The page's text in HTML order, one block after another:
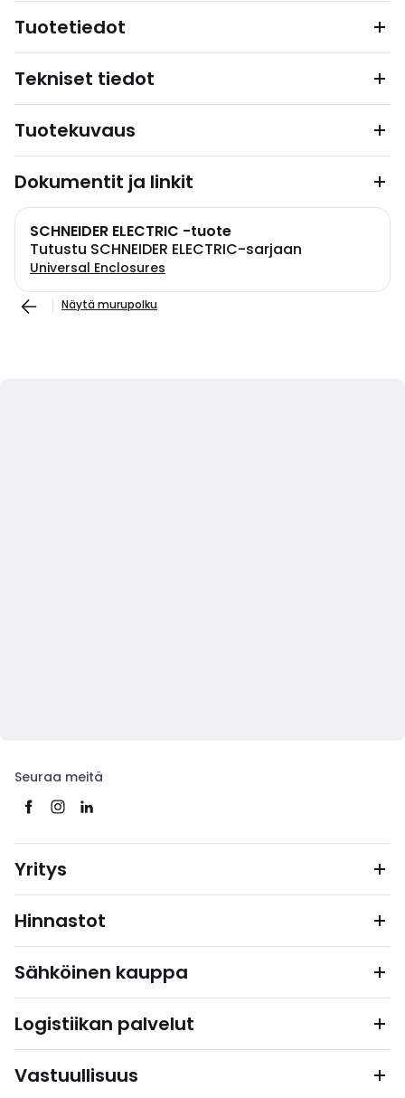
Tuotetiedot
Tekniset tiedot
Tuotekuvaus
Dokumentit ja linkit
SCHNEIDER ELECTRIC -tuote
Tutustu SCHNEIDER ELECTRIC-sarjaan
Universal Enclosures
Näytä murupolku
Seuraa meitä
Yritys
Hinnastot
Sähköinen kauppa
Logistiikan palvelut
Vastuullisuus